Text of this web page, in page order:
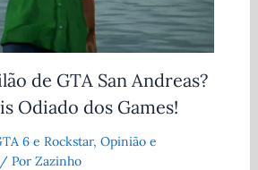
de GTA San Andreas?
Odiado dos Games!
6 e Rockstar, Opinião e
Por Zazinho